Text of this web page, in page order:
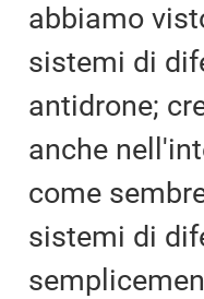
abbiamo
sistemi di
antidrone;
anche
come
sistemi di